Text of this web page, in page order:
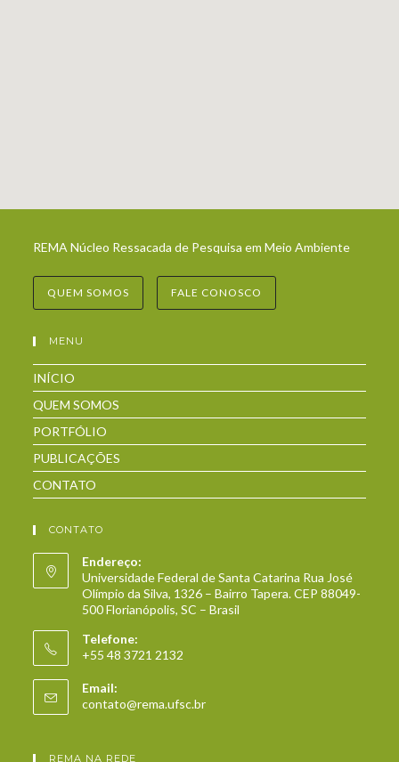
REMA Núcleo Ressacada de Pesquisa em Meio Ambiente
QUEM SOMOS FALE CONOSCO
MENU
INÍCIO
QUEM SOMOS
PORTFÓLIO
PUBLICAÇÕES
CONTATO
CONTATO
Endereço:
Universidade Federal de Santa Catarina Rua José
Olímpio da Silva, 1326 – Bairro Tapera. CEP 88049-
500 Florianópolis, SC – Brasil
Telefone:
+55 48 3721 2132
Email:
contato@rema.ufsc.br
REMA NA REDE